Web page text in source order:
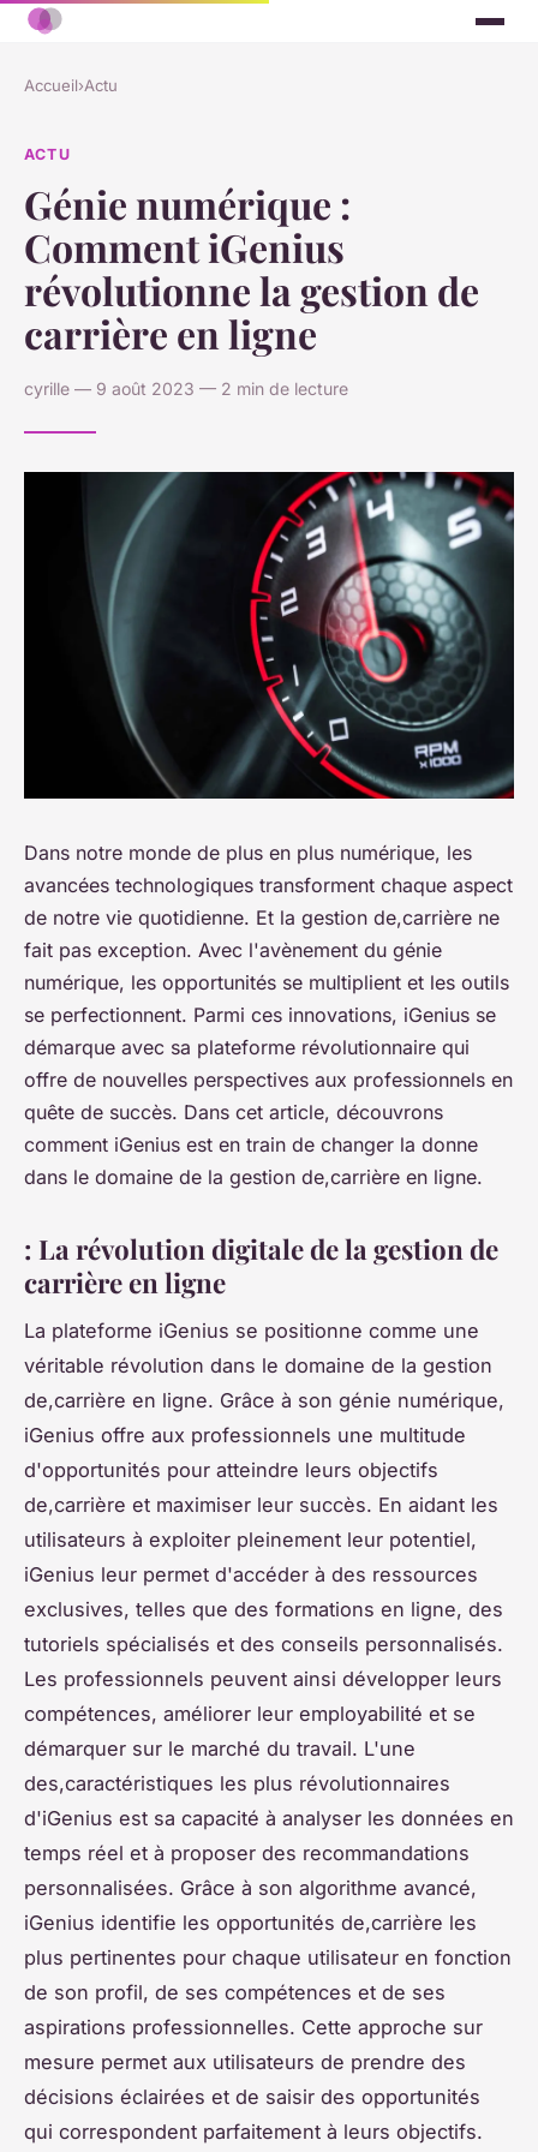
Accueil›Actu
ACTU
Génie numérique :
Comment iGenius
révolutionne la gestion de
carrière en ligne
cyrille — 9 août 2023 — 2 min de lecture
Dans notre monde de plus en plus numérique, les
avancées technologiques transforment chaque aspect
de notre vie quotidienne. Et la gestion de,carrière ne
fait pas exception. Avec l'avènement du génie
numérique, les opportunités se multiplient et les outils
se perfectionnent. Parmi ces innovations, iGenius se
démarque avec sa plateforme révolutionnaire qui
offre de nouvelles perspectives aux professionnels en
quête de succès. Dans cet article, découvrons
comment iGenius est en train de changer la donne
dans le domaine de la gestion de,carrière en ligne.
: La révolution digitale de la gestion de
carrière en ligne
La plateforme iGenius se positionne comme une
véritable révolution dans le domaine de la gestion
de,carrière en ligne. Grâce à son génie numérique,
iGenius offre aux professionnels une multitude
d'opportunités pour atteindre leurs objectifs
de,carrière et maximiser leur succès. En aidant les
utilisateurs à exploiter pleinement leur potentiel,
iGenius leur permet d'accéder à des ressources
exclusives, telles que des formations en ligne, des
tutoriels spécialisés et des conseils personnalisés.
Les professionnels peuvent ainsi développer leurs
compétences, améliorer leur employabilité et se
démarquer sur le marché du travail. L'une
des,caractéristiques les plus révolutionnaires
d'iGenius est sa capacité à analyser les données en
temps réel et à proposer des recommandations
personnalisées. Grâce à son algorithme avancé,
iGenius identifie les opportunités de,carrière les
plus pertinentes pour chaque utilisateur en fonction
de son profil, de ses compétences et de ses
aspirations professionnelles. Cette approche sur
mesure permet aux utilisateurs de prendre des
décisions éclairées et de saisir des opportunités
qui correspondent parfaitement à leurs objectifs.